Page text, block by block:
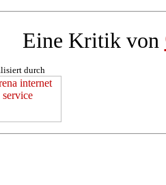
Eine Kritik von
durch